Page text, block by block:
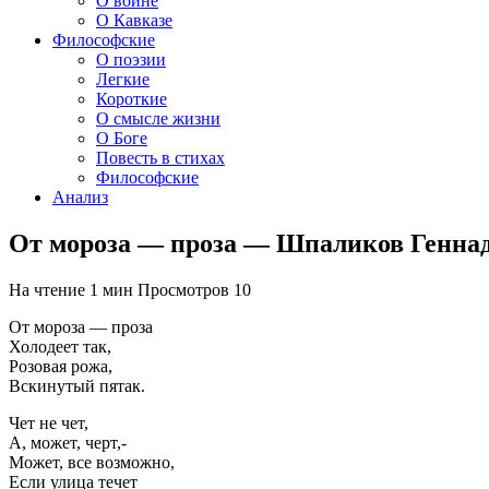
О Кавказе
Философские
О поэзии
Легкие
Короткие
О смысле жизни
О Боге
Повесть в стихах
Философские
Анализ
От мороза — проза — Шпаликов
На чтение 1 мин Просмотров 10
От мороза — проза
Холодеет так,
Розовая рожа,
Вскинутый пятак.
Чет не чет,
А, может, черт,-
Может, все возможно,
Если улица течет